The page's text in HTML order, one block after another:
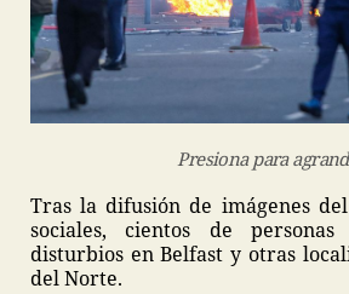
Presiona para
Tras la difusión de imágenes
sociales, cientos de
disturbios en Belfast y otras
del Norte.